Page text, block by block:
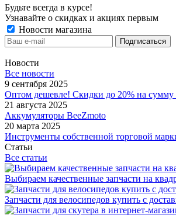
Будьте всегда в курсе!
Узнавайте о скидках и акциях первым
Новости магазина
Новости
Все новости
9 сентября 2025
Оптом дешевле! Скидки до 20% на сумму
21 августа 2025
Аккумуляторы BeeZmoto
20 марта 2025
Инструменты собственной торговой
Статьи
Все статьи
Выбираем качественные запчасти на
Запчасти для велосипедов купить с